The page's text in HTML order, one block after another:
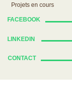
Projets en cours
FACEBOOK
LINKEDIN
CONTACT